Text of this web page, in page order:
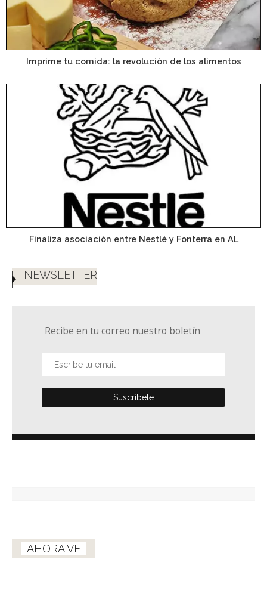
Imprime tu comida: la revolución de los alimentos
Finaliza asociación entre Nestlé y Fonterra en AL
NEWSLETTER
Recibe en tu correo nuestro boletín
AHORA VE